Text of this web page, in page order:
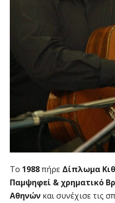
Το 1988πήρε Δίπλωμα
Παμψηφεί & χρηματικό
Αθηνών και συνέχισε τις